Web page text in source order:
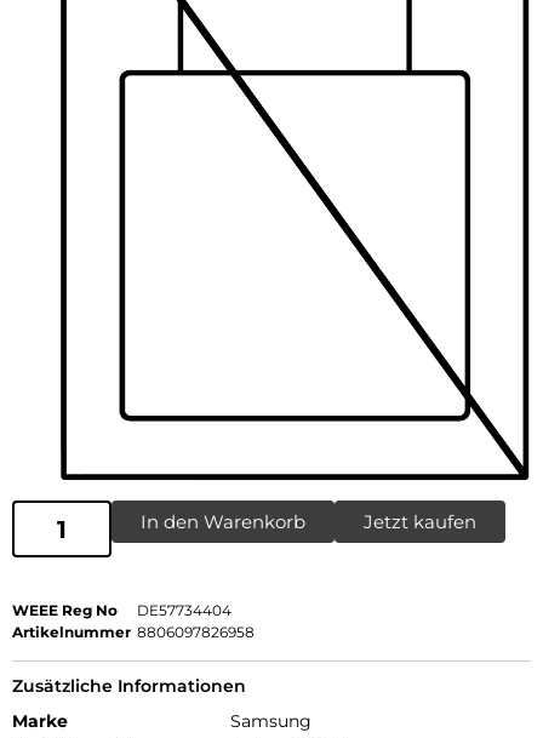
In den Warenkorb Jetzt kaufen
WEEE Reg No
DE57734404
Artikelnummer 8806097826958
Zusätzliche Informationen
Marke
Samsung